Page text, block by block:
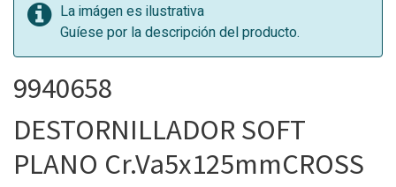
La imágen es ilustrativa
Guíese por la descripción del producto.
9940658
DESTORNILLADOR SOFT
PLANO Cr.Va5x125mmCROSS